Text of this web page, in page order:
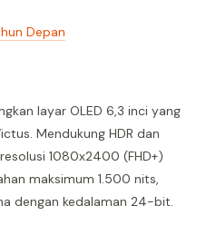
Depan
layar OLED 6,3 inci yang
Mendukung HDR dan
1080x2400 (FHD+)
maksimum 1.500 nits,
dengan kedalaman 24-bit.